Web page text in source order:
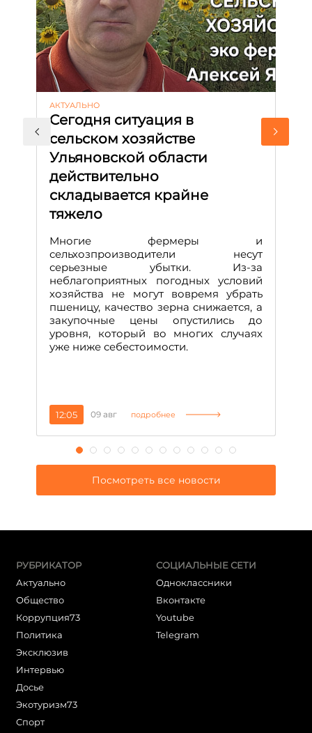
АКТУАЛЬНО
Сегодня ситуация в
сельском хозяйстве
Ульяновской области
действительно
складывается крайне
тяжело
Многие фермеры и
сельхозпроизводители несут
серьезные убытки. Из-за
неблагоприятных погодных условий
хозяйства не могут вовремя убрать
пшеницу, качество зерна снижается, а
закупочные цены опустились до
уровня, который во многих случаях
уже ниже себестоимости.
12:05 09 авг подробнее
Посмотреть все новости
РУБРИКАТОР
Актуально
Общество
Коррупция73
Политика
Эксклюзив
Интервью
Досье
Экотуризм73
Cпорт
СОЦИАЛЬНЫЕ СЕТИ
Одноклассники
Вконтакте
Youtube
Telegram